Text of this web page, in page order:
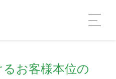
お客様本位の